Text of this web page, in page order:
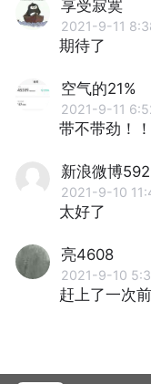
享受寂寞
2021-9-11
期待了
空气的21%
2021-9-11
带不带劲！！
新浪微博
2021-9-10
太好了
亮4608
2021-9-10 5:3
赶上了一次